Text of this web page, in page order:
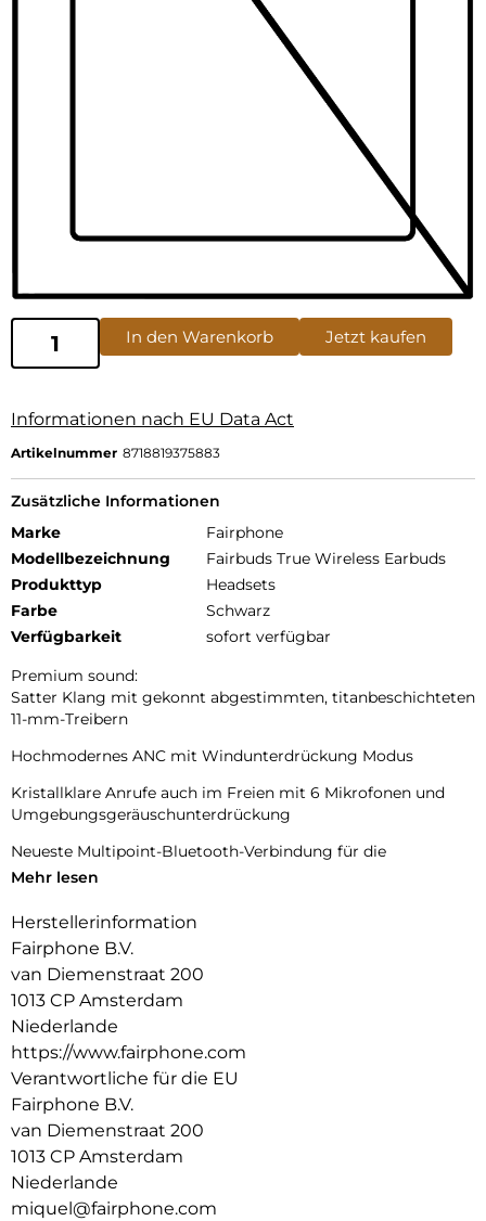
In den Warenkorb Jetzt kaufen
Informationen nach EU Data Act
Artikelnummer 8718819375883
Zusätzliche Informationen
Marke
Fairphone
Modellbezeichnung
Fairbuds True Wireless Earbuds
Produkttyp
Headsets
Farbe
Schwarz
Verfügbarkeit
sofort verfügbar
Premium sound:
Satter Klang mit gekonnt abgestimmten, titanbeschichteten
11-mm-Treibern
Hochmodernes ANC mit Windunterdrückung Modus
Kristallklare Anrufe auch im Freien mit 6 Mikrofonen und
Umgebungsgeräuschunterdrückung
Neueste Multipoint-Bluetooth-Verbindung für die
gleichzeitige Verbindung mit mehreren Geräten
Ohrstöpsel)
Benutzerdefinierter 8-Band-EQ zur Anpassung der Ohrhörer
an Ihre Wünsche per App
Bis zu 6 Stunden + 25 Stunden Spielzeit (inkl. Tasche)
Designed to last:
Reparierbare Ohrstöpsel mit austauschbaren Batterien
(Ohrhörer und Gehäuse) und modularem Gehäuse
Hergestellt aus fairen (Gold, Kobalt, Silber, Kupfer) und
recycelten (Kunststoff, Zinn, seltene Erden) Materialien
Mehr lesen
Herstellerinformation
Fairphone B.V.
van Diemenstraat 200
1013 CP Amsterdam
Niederlande
https://www.fairphone.com
Verantwortliche für die EU
Fairphone B.V.
van Diemenstraat 200
1013 CP Amsterdam
Niederlande
miquel@fairphone.com